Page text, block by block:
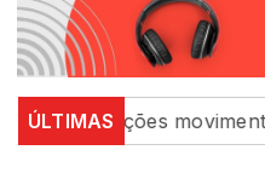
ÚLTIMAS movimentam